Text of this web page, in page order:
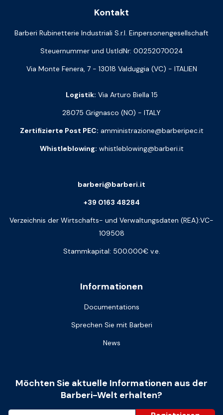
Kontakt
Barberi Rubinetterie Industriali S.r.l. Einpersonengesellschaft
Steuernummer und UstIdNr: 00252070024
Via Monte Fenera, 7 - 13018 Valduggia (VC) - ITALIEN
Logistik: Via Arturo Biella 15
28075 Grignasco (NO) - ITALY
Zertifizierte Post PEC: amministrazione@barberipec.it
Whistleblowing: whistleblowing@barberi.it
Informationen
Documentations
Sprechen Sie mit Barberi
News
barberi@barberi.it
+39 0163 48284
Verzeichnis der Wirtschafts- und Verwaltungsdaten (REA):VC-
109508
Stammkapital: 500.000€ v.e.
Möchten Sie aktuelle Informationen aus der
Barberi-Welt erhalten?